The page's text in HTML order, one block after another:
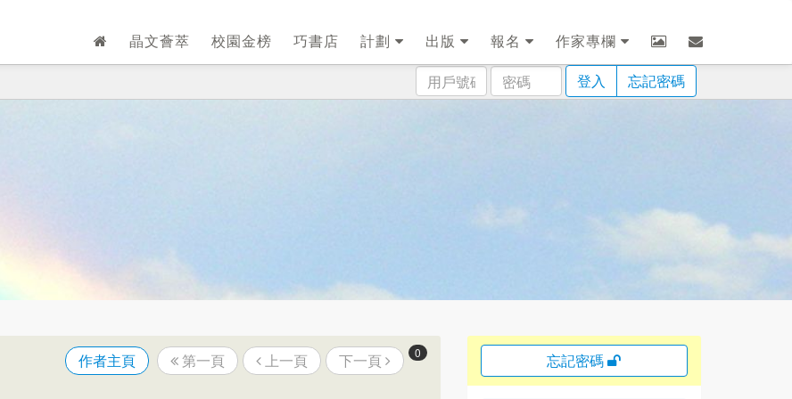
晶文薈萃 校園金榜 巧書店 計劃 出版 報名
作家專欄
用
戶
密
碼
登入 忘記密碼
0
作者主頁 第一頁 上一頁 下一頁 忘記密碼